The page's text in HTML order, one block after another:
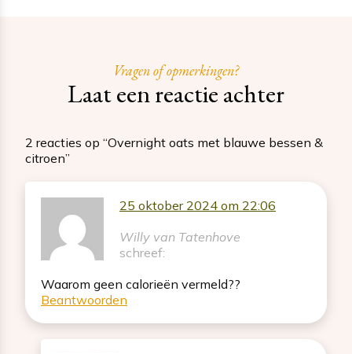
Vragen of opmerkingen?
Laat een reactie achter
2 reacties op “Overnight oats met blauwe bessen &
citroen”
Willy van Tatenhove
schreef:
25 oktober 2024 om 22:06
Waarom geen calorieën vermeld??
Beantwoorden